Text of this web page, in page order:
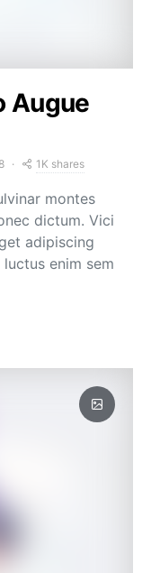
Augue
1K shares
montes
dictum. Vici
adipiscing
enim sem